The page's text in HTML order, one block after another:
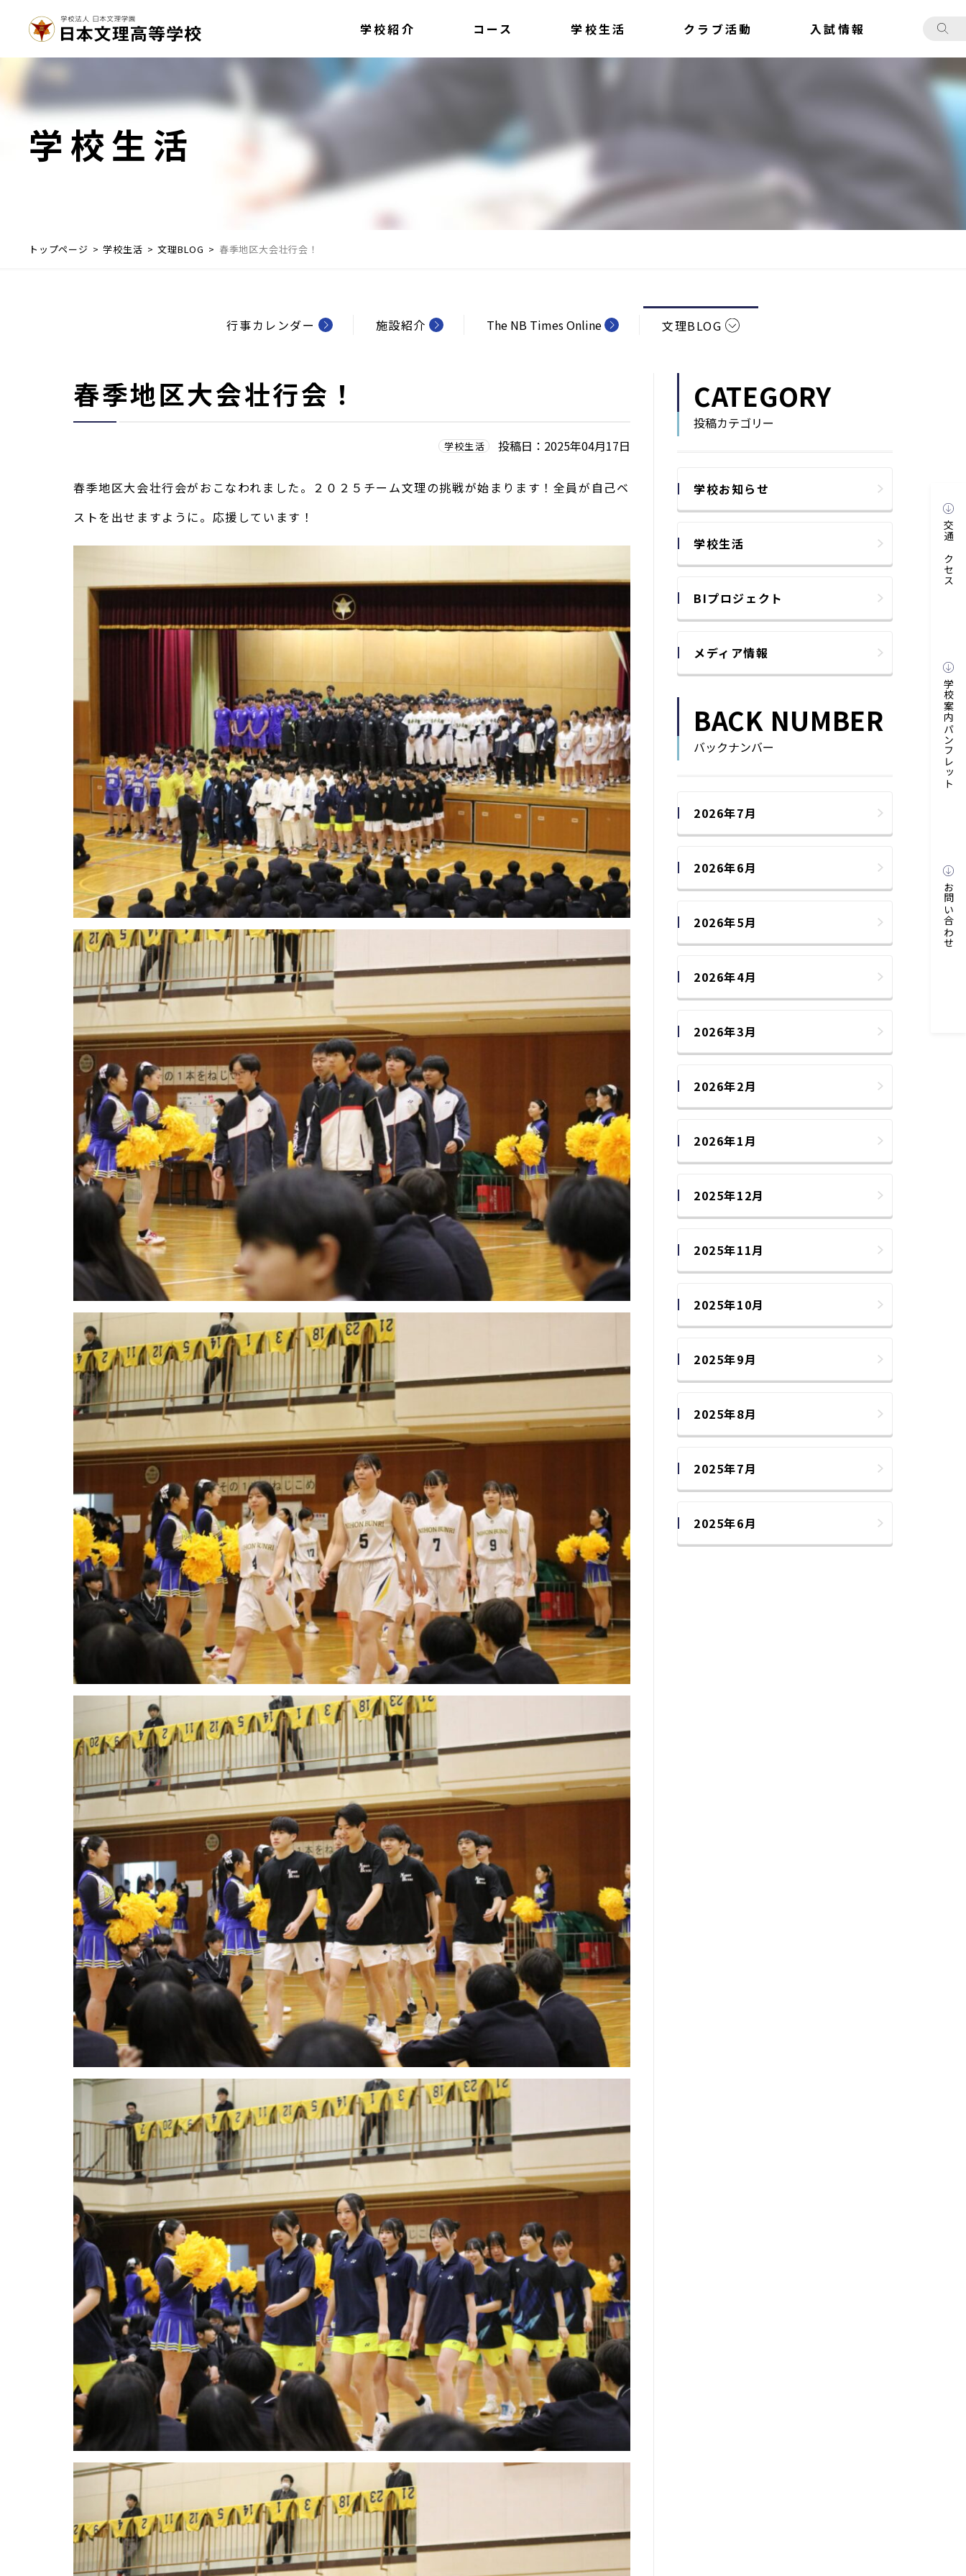
学校生活
トップページ 学校生活 文理BLOG 春季地区大会壮行会！
行事カレンダー 施設紹介 The NB Times Online 文理BLOG
春季地区大会壮行会！
学校生活 投稿日：2025年04月17日
春季地区大会壮行会がおこなわれました。２０２５チーム文理の挑戦が始まります！全員が自己ベ
ストを出せますように。応援しています！
CATEGORY
投稿カテゴリー
学校お知らせ
学校生活
BIプロジェクト
メディア情報
BACK NUMBER
バックナンバー
2026年7月
2026年6月
2026年5月
2026年4月
2026年3月
2026年2月
2026年1月
2025年12月
2025年11月
2025年10月
2025年9月
2025年8月
2025年7月
2025年6月
交通アクセス
学校案内パンフレット
お問い合わせ
学校紹介 コース 学校生活 クラブ活動 入試情報